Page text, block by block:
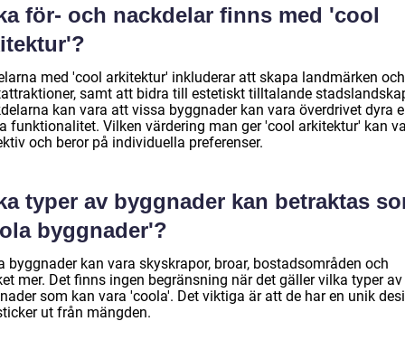
för- och nackdelar finns med 'cool
med 'cool arkitektur' inkluderar att skapa landmärken och
samt att bidra till estetiskt tilltalande
kan vara att vissa byggnader kan vara överdrivet dyra
funktionalitet. Vilken värdering man ger 'cool arkitektur' kan
och beror på individuella preferenser.
typer av byggnader kan betraktas
byggnader'?
byggnader kan vara skyskrapor, broar, bostadsområden och
mer. Det finns ingen begränsning när det gäller vilka typer av
som kan vara 'coola'. Det viktiga är att de har en unik
ut från mängden.